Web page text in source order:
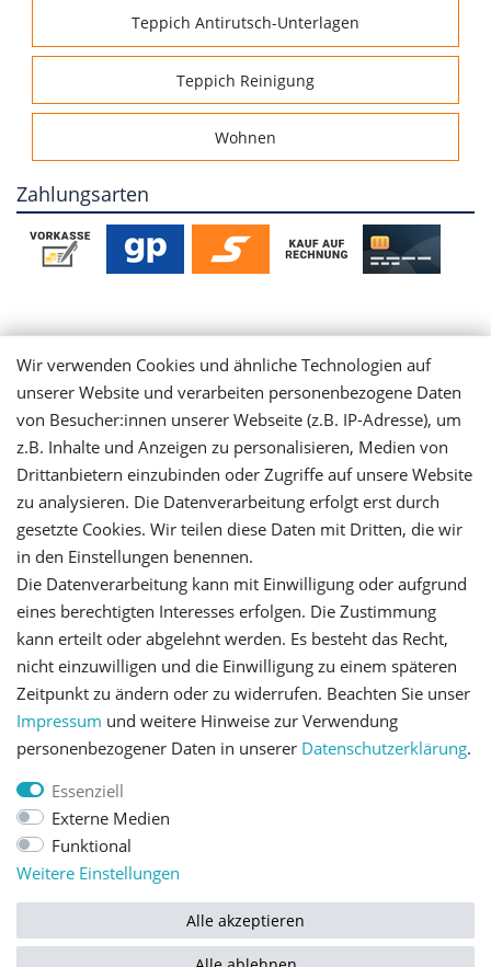
Teppich Antirutsch-Unterlagen
Teppich Reinigung
Wohnen
Zahlungsarten
Mein Konto
Login
Registrieren
Versandinformationen
Let's stay connected
Impressum Daten­schutz­erklärung AGB
Barrierefreiheitserklärung
Vertrag widerrufen Kontakt
Wir verwenden Cookies und ähnliche Technologien auf
unserer Website und verarbeiten personenbezogene Daten
von Besucher:innen unserer Webseite (z.B. IP-Adresse), um
z.B. Inhalte und Anzeigen zu personalisieren, Medien von
Drittanbietern einzubinden oder Zugriffe auf unsere Website
zu analysieren. Die Datenverarbeitung erfolgt erst durch
gesetzte Cookies. Wir teilen diese Daten mit Dritten, die wir
in den Einstellungen benennen.
Die Datenverarbeitung kann mit Einwilligung oder aufgrund
eines berechtigten Interesses erfolgen. Die Zustimmung
kann erteilt oder abgelehnt werden. Es besteht das Recht,
nicht einzuwilligen und die Einwilligung zu einem späteren
Zeitpunkt zu ändern oder zu widerrufen. Beachten Sie unser
Impressum und weitere Hinweise zur Verwendung
personenbezogener Daten in unserer Daten­schutz­erklärung.
Essenziell
Externe Medien
Funktional
Weitere Einstellungen
Alle akzeptieren